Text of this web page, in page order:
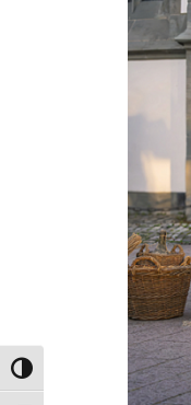
Umschalten auf hohe